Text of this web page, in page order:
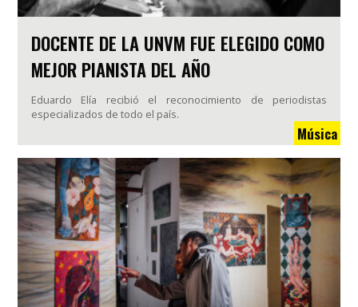
DOCENTE DE LA UNVM FUE ELEGIDO COMO
MEJOR PIANISTA DEL AÑO
Eduardo Elía recibió el reconocimiento de periodistas
especializados de todo el país.
Música